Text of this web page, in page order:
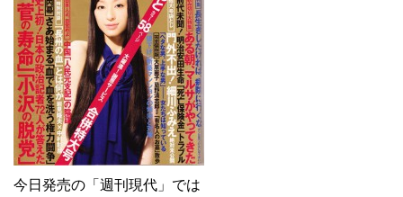
今日発売の「週刊現代」では